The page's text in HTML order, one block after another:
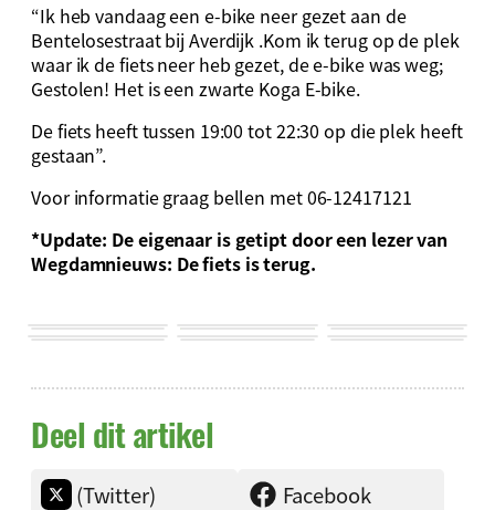
“Ik heb vandaag een e-bike neer gezet aan de
Bentelosestraat bij Averdijk .Kom ik terug op de plek
waar ik de fiets neer heb gezet, de e-bike was weg;
Gestolen! Het is een zwarte Koga E-bike.
De fiets heeft tussen 19:00 tot 22:30 op die plek heeft
gestaan”.
Voor informatie graag bellen met 06-12417121
*Update: De eigenaar is getipt door een lezer van
Wegdamnieuws: De fiets is terug.
Deel dit artikel
(Twitter)
Facebook